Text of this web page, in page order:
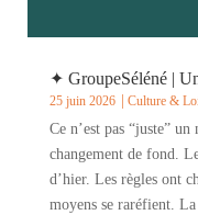
✦ GroupeSéléné |
25 juin 2026 Culture &
Ce n’est pas “juste”
changement de fond.
d’hier. Les règles ont
moyens se raréfient.